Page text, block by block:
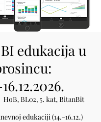
edukacija u
HoB, BL02, 5. kat, BitanBit
edukaciji (14.-16.12.)